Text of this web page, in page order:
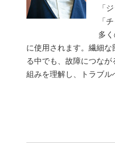
「
「
多
に使用されます。繊細
る中でも、故障につな
組みを理解し、トラブ